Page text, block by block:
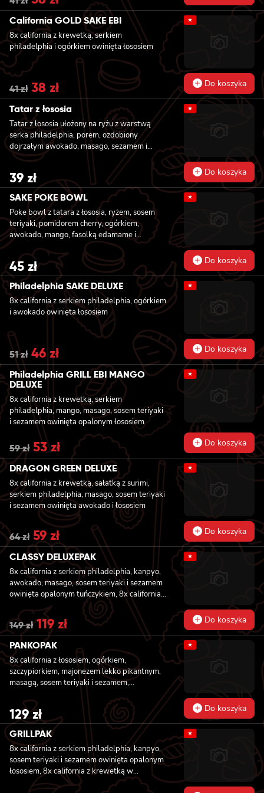
price
was:
41 zł.
price
is:
38 zł.
California GOLD SAKE EBI
8x california z krewetką, serkiem
philadelphia i ogórkiem owinięta łososiem
★
41zł Original
price
was:
41 zł.
38 zł Current
price
is:
38 zł.
Do koszyka
Tatar z łososia
Tatar z łososia ułożony na ryżu z warstwą
serka philadelphia, porem, ozdobiony
dojrzałym awokado, masago, sezamem i
szczepiorkiem
★
39 zł Do koszyka
SAKE POKE BOWL
Poke bowl z tatara z łososia, ryżem, sosem
teriyaki, pomidorem cherry, ogórkiem,
awokado, mango, fasolką edamame i
szczypiorkiem
★
45 zł Do koszyka
Philadelphia SAKE DELUXE
8x california z serkiem philadelphia, ogórkiem
i awokado owinięta łososiem
★
51zł Original
price
was:
51 zł.
46 zł
price
is:
46 zł.
Do koszyka
Philadelphia GRILL EBI MANGO
DELUXE
8x california z krewetką, serkiem
philadelphia, mango, masago, sosem teriyaki
i sezamem owinięta opalonym łososiem
★
59zł Original
price
was:
59 zł.
53zł Current
price
is:
53 zł.
Do koszyka
DRAGON GREEN DELUXE
8x california z krewetką, sałatką z surimi,
serkiem philadelphia, masago, sosem teriyaki
i sezamem owinięta awokado i łososiem
★
64zł Original
price
was:
64 zł.
59 zł Current
price
is:
59 zł.
Do koszyka
CLASSY DELUXEPAK
8x california z serkiem philadelphia, kanpyo,
awokado, masago, sosem teriyaki i sezamem
owinięta opalonym tuńczykiem, 8x california z
serkiem philadelphia, ogórkiem i awokado
owinięta łososiem, 8x california z krewetką w
tempurze, awokado, majonezem lekko
pikantnym, owinięta krewetką
★
149zł Original
price
was:
149 zł.
119 zł Current
price
119 zł.
Do koszyka
PANKOPAK
8x california z łososiem, ogórkiem,
szczypiorkiem, majonezem lekko pikantnym,
masagą, sosem teriyaki i sezamem,
panierowane w chrupiącej panko, 8x
california z węgorzem , krewetką, imbirem,
majonezem lekko pikantnym, sosem teriyaki i
sezamem, panierowane w chrupiącej panko,
8x california z serkiem philadelphia,
węgorzem, ogórkiem, sosem teriyaki i
sezamem, panierowane w chrupiącej panko,
8x california z łososiem wędzonym, ogórkiem,
awokado, szczypiorkiem, sosem teriyaki i
★
129zł Do koszyka
GRILLPAK
8x california z serkiem philadelphia, kanpyo,
sosem teriyaki i sezamem owinięta opalonym
łososiem, 8x california z krewetką w
tempurze, majonezem lekko pikantnym,
★